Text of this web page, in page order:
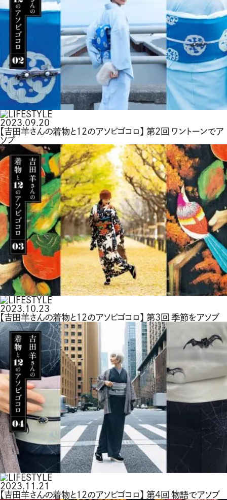
2023.09.20
【吉田羊さんの着物と12のアソビゴコロ】 第2回 ワントーンでア
ソブ
2023.10.23
【吉田羊さんの着物と12のアソビゴコロ】 第3回 季節をアソブ
2023.11.21
【吉田羊さんの着物と12のアソビゴコロ】 第4回 物語でアソブ